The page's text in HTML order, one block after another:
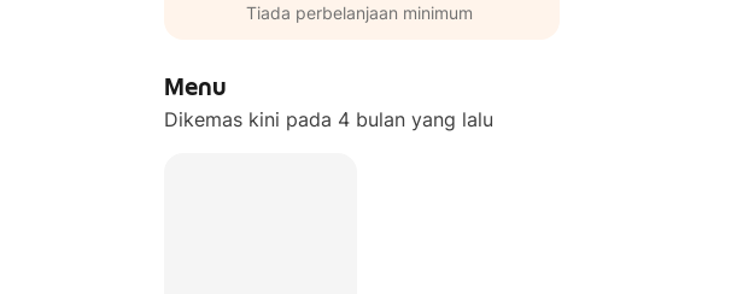
Tiada perbelanjaan minimum
Menu
Dikemas kini pada 4 bulan yang lalu